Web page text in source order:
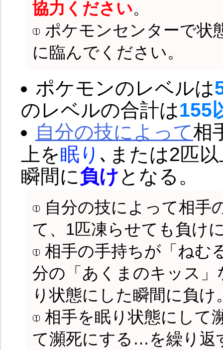
協力ください。
ポケモンセンターで状
に臨んでください。
ポケモンのレベルは
のレベルの合計は155
自分の技によって相
上を眠り ､または2匹
瞬間に負けとなる。
自分の技によって相手
て、1匹凍らせても負け
相手の手持ちが「ねむ
分の「あくまのキッス
り状態にした瞬間に負け
相手を眠り状態にして
て瀕死にする…を繰り返